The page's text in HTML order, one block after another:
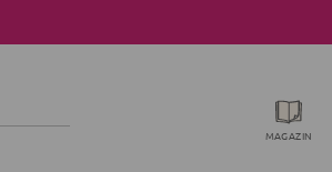
MAGAZIN